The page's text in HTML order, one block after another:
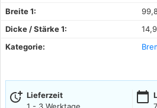
Breite 1:
Dicke / Stärke 1:
Kategorie:
more_time Lieferzeit
calendar_today